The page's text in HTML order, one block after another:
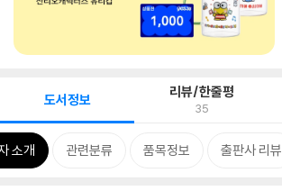
도서정보 리뷰/한줄평
35
소개 관련분류 품목정보 출판사 리뷰